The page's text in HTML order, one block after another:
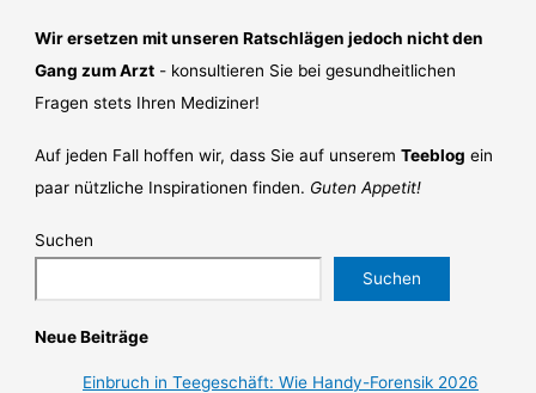
Wir ersetzen mit unseren Ratschlägen jedoch nicht den
Gang zum Arzt - konsultieren Sie bei gesundheitlichen
Fragen stets Ihren Mediziner!
Auf jeden Fall hoffen wir, dass Sie auf unseremTeeblog ein
paar nützliche Inspirationen finden. Guten Appetit!
Suchen
Suchen
Neue Beiträge
Einbruch in Teegeschäft: Wie Handy-Forensik 2026